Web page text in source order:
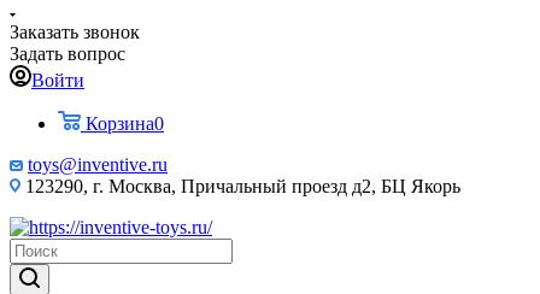
Заказать звонок
Задать вопрос
Войти
Корзина0
toys@inventive.ru
123290, г. Москва, Причальный проезд д2, БЦ Якорь